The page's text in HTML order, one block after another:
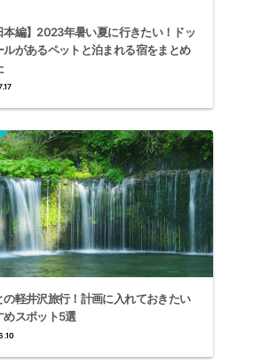
本編】2023年暑い夏に行きたい！ドッ
ルがあるペットと泊まれる宿をまとめ
の軽井沢旅行！計画に入れておきたい
めスポット5選